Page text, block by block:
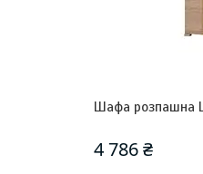
Шафа розпашна
4 786 ₴